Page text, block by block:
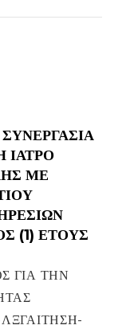
ΙΑΤΡΟ
ΜΕ
(1) ΕΤΟΥΣ
ΓΙΑ ΤΗΝ